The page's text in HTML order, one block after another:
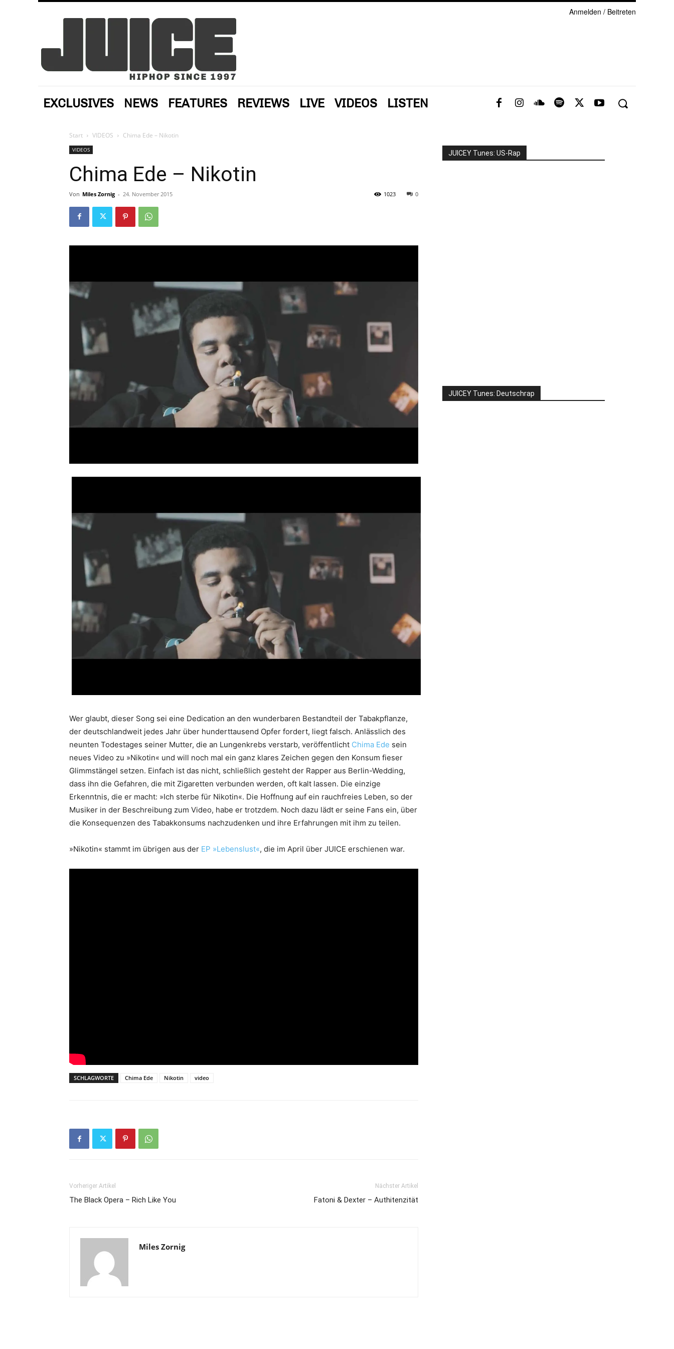
Anmelden / Beitreten
EXCLUSIVES NEWS FEATURES REVIEWS LIVE VIDEOS LISTEN
Start VIDEOS Chima Ede – Nikotin
VIDEOS
Chima Ede – Nikotin
Von Miles Zornig - 24. November 2015 0
1023
Wer glaubt, dieser Song sei eine Dedication an den wunderbaren Bestandteil der Tabakpflanze,
der deutschlandweit jedes Jahr über hunderttausend Opfer fordert, liegt falsch. Anlässlich des
neunten Todestages seiner Mutter, die an Lungenkrebs verstarb, veröffentlicht Chima Ede sein
neues Video zu »Nikotin« und will noch mal ein ganz klares Zeichen gegen den Konsum fieser
Glimmstängel setzen. Einfach ist das nicht, schließlich gesteht der Rapper aus Berlin-Wedding,
dass ihn die Gefahren, die mit Zigaretten verbunden werden, oft kalt lassen. Die einzige
Erkenntnis, die er macht: »Ich sterbe für Nikotin«. Die Hoffnung auf ein rauchfreies Leben, so der
Musiker in der Beschreibung zum Video, habe er trotzdem. Noch dazu lädt er seine Fans ein, über
die Konsequenzen des Tabakkonsums nachzudenken und ihre Erfahrungen mit ihm zu teilen.
»Nikotin« stammt im übrigen aus der EP »Lebenslust«, die im April über JUICE erschienen war.
SCHLAGWORTE Chima Ede Nikotin video
Vorheriger Artikel
The Black Opera – Rich Like You
Nächster Artikel
Fatoni & Dexter – Authitenzität
Miles Zornig
JUICEY Tunes: US-Rap
JUICEY Tunes: Deutschrap